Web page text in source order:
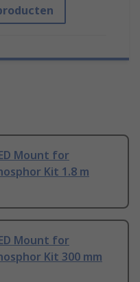
Mount for
Kit 1.8 m
Mount for
Kit 300 mm